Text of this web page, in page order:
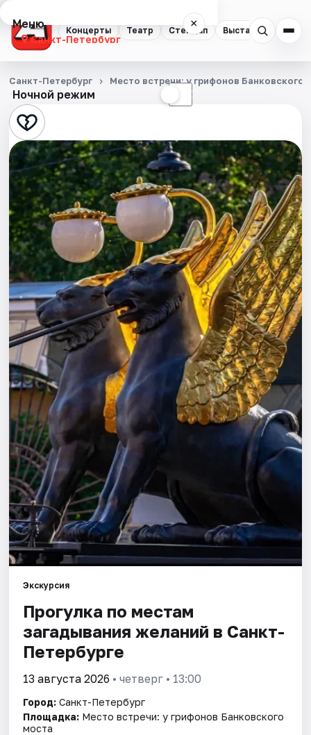
Концерты Театр Стендап Выставки
Меню ×
Санкт-Петербург
Концерты
Театр
Стендап
Выставки
Квесты
Экскурсии
Спорт
События
Города
Площадки
Артисты
Рейтинги
Ночной режим ☾
Санкт-Петербург Место встречи: у грифонов Банковского
Экскурсия
Прогулка по местам
загадывания желаний в Санкт-
Петербурге
13 августа 2026 • четверг • 13:00
Город: Санкт-Петербург
Площадка: Место встречи: у грифонов Банковского
моста